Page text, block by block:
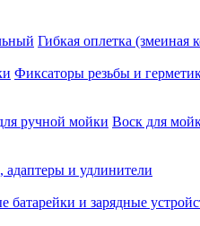
Гибкая оплетка (змеиная
Фиксаторы резьбы и
ручной мойки Воск для
и удлинители
батарейки и зарядные